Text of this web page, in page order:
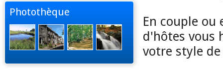
Photothèque
En couple ou
d'hôtes vous
votre style de